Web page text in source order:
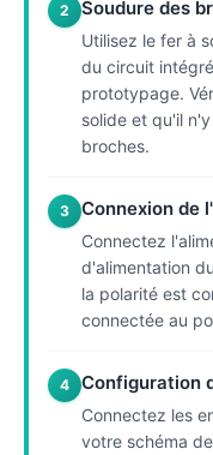
2 Soudure des
Utilisez le fer à
du circuit
prototypage.
solide et qu'il
broches.
3 Connexion de
Connectez
d'alimentation
la polarité est
connectée au
4 Configuration
Connectez les
votre schéma